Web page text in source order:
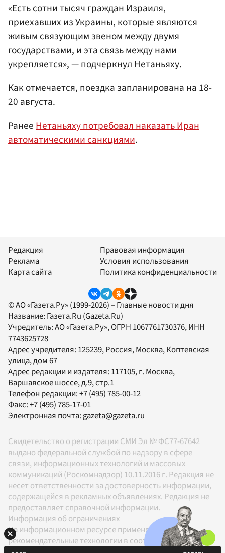
«Есть сотни тысяч граждан Израиля,
приехавших из Украины, которые являются
живым связующим звеном между двумя
государствами, и эта связь между нами
укрепляется», — подчеркнул Нетаньяху.
Как отмечается, поездка запланирована на 18-
20 августа.
РанееНетаньяху потребовал наказать Иран
автоматическими санкциями.
Редакция
Реклама
Карта сайта
Правовая информация
Условия использования
Политика конфиденциальности
© АО «Газета.Ру» (1999-2026) – Главные новости дня
Название: Газета.Ru (Gazeta.Ru)
Учредитель:АО «Газета.Ру», ОГРН 1067761730376, ИНН
7743625728
Адрес учредителя: 125239, Россия, Москва, Коптевская
улица, дом 67
Адрес редакции и издателя: 117105, г. Москва,
Варшавское шоссе, д.9, стр.1
Телефон редакции:+7 (495) 785-00-12
Факс:+7 (495) 785-17-01
Электронная почта:gazeta@gazeta.ru
Свидетельство о регистрации СМИ Эл № ФС77-67642
выдано федеральной службой по надзору в сфере
связи, информационных технологий и массовых
коммуникаций (Роскомнадзор) 10.11.2016 г. Редакция не
несет ответственности за достоверность информации,
содержащейся в рекламных объявлениях. Редакция не
предоставляет справочной информации.
Информация об ограничениях
На информационном ресурсе применяются
рекомендательные технологии в соответствии с